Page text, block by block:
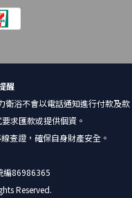
醒
衛浴不會以電話通知進行付款及款
求匯款或提供個資。
查證，確保自身財產安全。
86986365
Reserved.